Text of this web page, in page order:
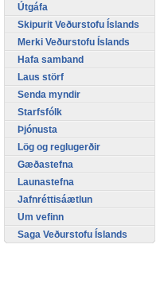
Útgáfa
Skipurit Veðurstofu Íslands
Merki Veðurstofu Íslands
Hafa samband
Laus störf
Senda myndir
Starfsfólk
Þjónusta
Lög og reglugerðir
Gæðastefna
Launastefna
Jafnréttisáætlun
Um vefinn
Saga Veðurstofu Íslands